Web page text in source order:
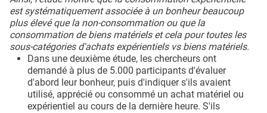
est systématiquement associée à un bonheur beaucoup
plus élevé que la non-consommation ou que la
consommation de biens matériels et cela pour toutes les
sous-catégories d'achats expérientiels vs biens matériels.
Dans une deuxième étude, les chercheurs ont
demandé à plus de 5.000 participants d'évaluer
d'abord leur bonheur, puis d'indiquer s'ils avaient
utilisé, apprécié ou consommé un achat matériel ou
expérientiel au cours de la dernière heure. S'ils